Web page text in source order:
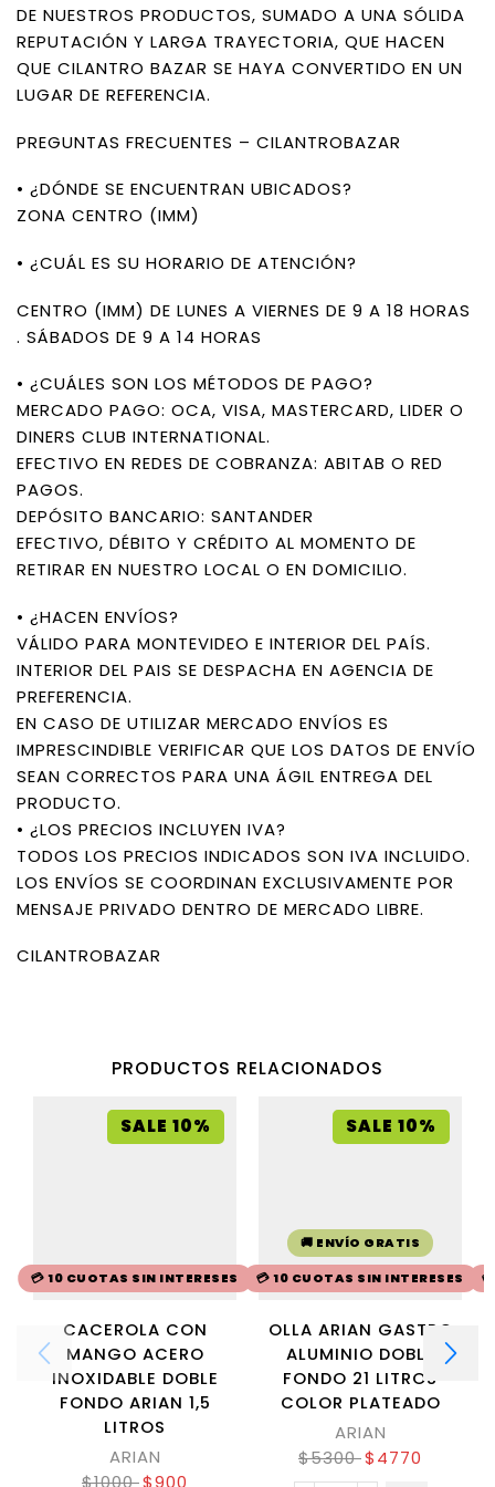
DE NUESTROS PRODUCTOS, SUMADO A UNA SÓLIDA
REPUTACIÓN Y LARGA TRAYECTORIA, QUE HACEN
QUE CILANTRO BAZAR SE HAYA CONVERTIDO EN UN
LUGAR DE REFERENCIA.
PREGUNTAS FRECUENTES – CILANTROBAZAR
• ¿DÓNDE SE ENCUENTRAN UBICADOS?
ZONA CENTRO (IMM)
• ¿CUÁL ES SU HORARIO DE ATENCIÓN?
CENTRO (IMM) DE LUNES A VIERNES DE 9 A 18 HORAS
. SÁBADOS DE 9 A 14 HORAS
• ¿CUÁLES SON LOS MÉTODOS DE PAGO?
MERCADO PAGO: OCA, VISA, MASTERCARD, LIDER O
DINERS CLUB INTERNATIONAL.
EFECTIVO EN REDES DE COBRANZA: ABITAB O RED
PAGOS.
DEPÓSITO BANCARIO: SANTANDER
EFECTIVO, DÉBITO Y CRÉDITO AL MOMENTO DE
RETIRAR EN NUESTRO LOCAL O EN DOMICILIO.
• ¿HACEN ENVÍOS?
VÁLIDO PARA MONTEVIDEO E INTERIOR DEL PAÍS.
INTERIOR DEL PAIS SE DESPACHA EN AGENCIA DE
PREFERENCIA.
EN CASO DE UTILIZAR MERCADO ENVÍOS ES
IMPRESCINDIBLE VERIFICAR QUE LOS DATOS DE ENVÍO
SEAN CORRECTOS PARA UNA ÁGIL ENTREGA DEL
PRODUCTO.
• ¿LOS PRECIOS INCLUYEN IVA?
TODOS LOS PRECIOS INDICADOS SON IVA INCLUIDO.
LOS ENVÍOS SE COORDINAN EXCLUSIVAMENTE POR
MENSAJE PRIVADO DENTRO DE MERCADO LIBRE.
CILANTROBAZAR
PRODUCTOS RELACIONADOS
SALE 10%
💳 10 CUOTAS SIN INTERESES
CACEROLA CON
MANGO ACERO
INOXIDABLE DOBLE
FONDO ARIAN 1,5
LITROS
ARIAN
SALE 10%
🚚 ENVÍO GRATIS
💳 10 CUOTAS SIN INTERESES
OLLA ARIAN GASTRO
ALUMINIO DOBLE
FONDO 21 LITROS
COLOR PLATEADO
ARIAN
$5300 $4770